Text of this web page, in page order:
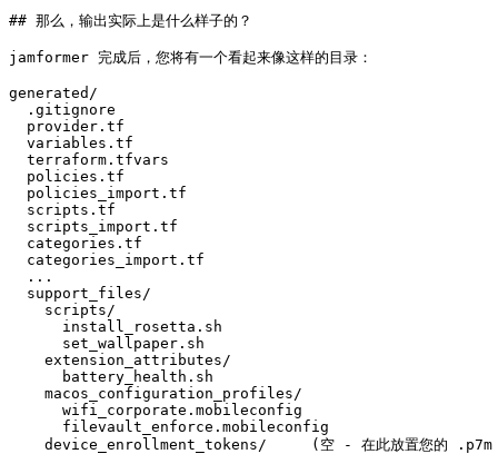
## 那么，输出实际上是什么样子的？
jamformer 完成后，您将有一个看起来像这样的目录：
generated/
  .gitignore
  provider.tf
  variables.tf
  terraform.tfvars
  policies.tf
  policies_import.tf
  scripts.tf
  scripts_import.tf
  categories.tf
  categories_import.tf
  ...
  support_files/
    scripts/
      install_rosetta.sh
      set_wallpaper.sh
    extension_attributes/
      battery_health.sh
    macos_configuration_profiles/
      wifi_corporate.mobileconfig
      filevault_enforce.mobileconfig
device_enrollment_tokens/     (空 - 在此放置您的 .p7m